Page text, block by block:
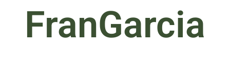
FranGarcia